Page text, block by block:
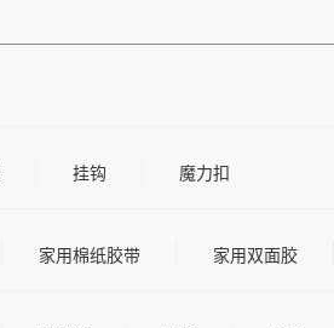
挂钩 魔力扣
家用棉纸胶带 家用双面胶